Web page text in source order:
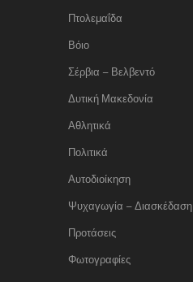
Πτολεμαΐδα
Βόιο
Σέρβια – Βελβεντό
Δυτική Μακεδονία
Αθλητικά
Πολιτικά
Αυτοδιοίκηση
Ψυχαγωγία – Διασκέδαση
Προτάσεις
Φωτογραφίες